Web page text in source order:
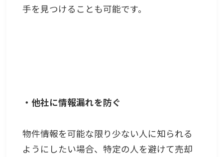
手を見つけることも可能です。
・他社に情報漏れを防ぐ
物件情報を可能な限り少ない人に知られる
ようにしたい場合、特定の人を避けて売却